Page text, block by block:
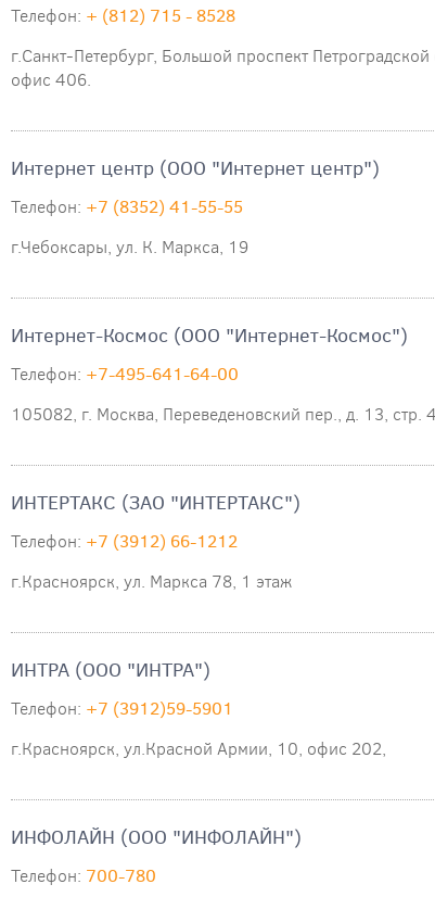
Телефон: + (812) 715 - 8528
г.Санкт-Петербург, Большой проспект
офис 406.
Интернет центр (ООО "Интернет центр")
Телефон: +7 (8352) 41-55-55
г.Чебоксары, ул. К. Маркса, 19
Интернет-Космос (ООО "Интернет-Космос")
Телефон: +7-495-641-64-00
105082, г. Москва, Переведеновский пер., д. 13, стр.
ИНТЕРТАКС (ЗАО "ИНТЕРТАКС")
Телефон: +7 (3912) 66-1212
г.Красноярск, ул. Маркса 78, 1 этаж
ИНТРА (ООО "ИНТРА")
Телефон: +7 (3912)59-5901
г.Красноярск, ул.Красной Армии, 10, офис 202,
ИНФОЛАЙН (ООО "ИНФОЛАЙН")
Телефон: 700-780